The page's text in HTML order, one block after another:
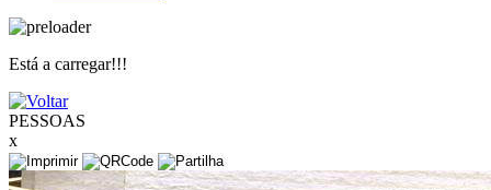
Está a carregar!!!
PESSOAS
x